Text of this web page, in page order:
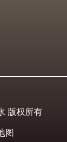
版权所有
图